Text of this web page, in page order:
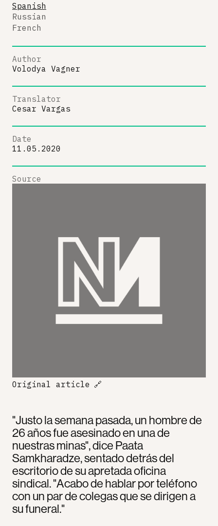
"Justo la semana pasada, un hombre de
26 años fue asesinado en una de
nuestras minas", dice Paata
Samkharadze, sentado detrás del
escritorio de su apretada oficina
sindical. "Acabo de hablar por teléfono
con un par de colegas que se dirigen a
su funeral."
Spanish
Russian
French
Author
Volodya Vagner
Translator
Cesar Vargas
Date
11.05.2020
Source
Original article 🔗